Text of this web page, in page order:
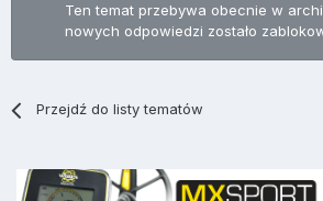
Ten temat przebywa obecnie w
nowych odpowiedzi zostało
Przejdź do listy tematów